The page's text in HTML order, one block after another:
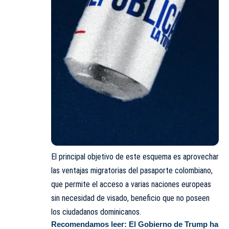
El principal objetivo de este esquema es aprovechar
las ventajas migratorias del pasaporte colombiano,
que permite el acceso a varias naciones europeas
sin necesidad de visado, beneficio que no poseen
los ciudadanos dominicanos.
Recomendamos leer: El Gobierno de Trump ha